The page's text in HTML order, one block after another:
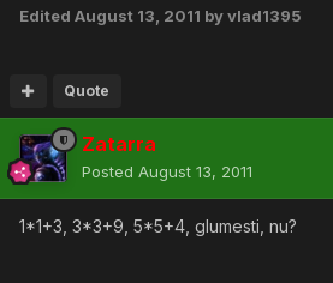
Edited August 13, 2011 by vlad1395
Quote
Zatarra
Posted August 13, 2011
1*1+3, 3*3+9, 5*5+4, glumesti, nu?